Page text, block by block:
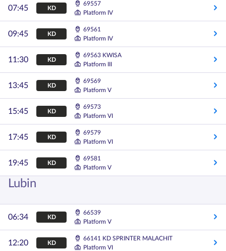
07:45 KD
69557
Platform IV
09:45 KD
69561
Platform IV
11:30 KD
69563 KWISA
Platform III
13:45 KD
69569
Platform V
15:45 KD
69573
Platform VI
17:45 KD
69579
Platform VI
19:45 KD
69581
Platform V
Lubin
06:34 KD
66539
Platform V
12:20 KD
66141 KD SPRINTER MALACHIT
Platform VI